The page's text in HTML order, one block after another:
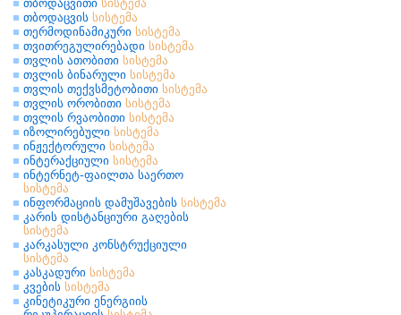
თბოდაცვითი სისტემა
თბოდაცვის სისტემა
თერმოდინამიკური სისტემა
თვითრეგულირებადი სისტემა
თვლის ათობითი სისტემა
თვლის ბინარული სისტემა
თვლის თექვსმეტობითი სისტემა
თვლის ორობითი სისტემა
თვლის რვაობითი სისტემა
იზოლირებული სისტემა
ინჟექტორული სისტემა
ინტერაქციული სისტემა
ინტერნეტ-ფაილთა საერთო
სისტემა
ინფორმაციის დამუშავების სისტემა
კარის დისტანციური გაღების
სისტემა
კარკასული კონსტრუქციული
სისტემა
კასკადური სისტემა
კვების სისტემა
კინეტიკური ენერგიის